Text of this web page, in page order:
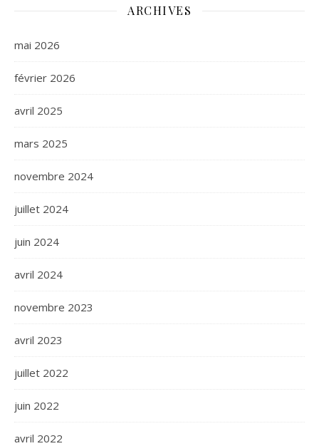
ARCHIVES
mai 2026
février 2026
avril 2025
mars 2025
novembre 2024
juillet 2024
juin 2024
avril 2024
novembre 2023
avril 2023
juillet 2022
juin 2022
avril 2022